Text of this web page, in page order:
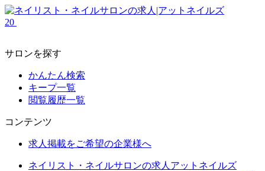
20
サロンを探す
かんたん検索
キープ一覧
閲覧履歴一覧
コンテンツ
求人掲載をご希望の企業様へ
ネイリスト・ネイルサロンの求人アットネイルズ